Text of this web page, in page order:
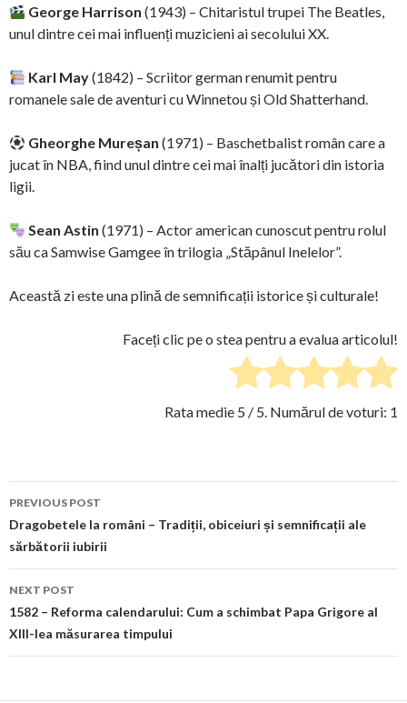
George Harrison (1943) – Chitaristul trupei The Beatles,
unul dintre cei mai influenți muzicieni ai secolului XX.
Karl May(1842) – Scriitor german renumit pentru
romanele sale de aventuri cu Winnetou și Old Shatterhand.
Gheorghe Mureșan (1971) – Baschetbalist român care a
jucat în NBA, fiind unul dintre cei mai înalți jucători din istoria
ligii.
Sean Astin (1971) – Actor american cunoscut pentru rolul
său ca Samwise Gamgee în trilogia „Stăpânul Inelelor”.
Această zi este una plină de semnificații istorice și culturale!
Faceți clic pe o stea pentru a evalua articolul!
Rata medie 5 / 5. Numărul de voturi: 1
Post
navigation
PREVIOUS POST
Dragobetele la români – Tradiții, obiceiuri și semnificații ale
sărbătorii iubirii
NEXT POST
1582 – Reforma calendarului: Cum a schimbat Papa Grigore al
XIII-lea măsurarea timpului